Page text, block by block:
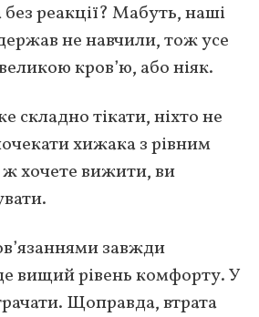
реакції? Мабуть, наші
не навчили, тож усе
кров’ю, або ніяк.
складно тікати, ніхто не
хижака з рівним
хочете вижити, ви
завжди
вищий рівень комфорту. У
Щоправда, втрата